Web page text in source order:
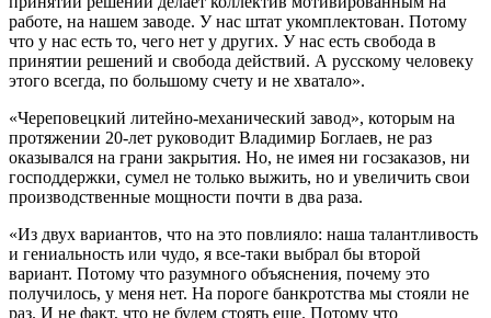
работе, на нашем заводе. У нас штат укомплектован. Потому
что у нас есть то, чего нет у других. У нас есть свобода в
принятии решений и свобода действий. А русскому человеку
этого всегда, по большому счету и не хватало».
«Череповецкий литейно-механический завод», которым на
протяжении 20-лет руководит Владимир Боглаев, не раз
оказывался на грани закрытия. Но, не имея ни госзаказов, ни
господдержки, сумел не только выжить, но и увеличить свои
производственные мощности почти в два раза.
«Из двух вариантов, что на это повлияло: наша талантливость
и гениальность или чудо, я все-таки выбрал бы второй
вариант. Потому что разумного объяснения, почему это
получилось, у меня нет. На пороге банкротства мы стояли не
раз. И не факт, что не будем стоять еще. Потому что